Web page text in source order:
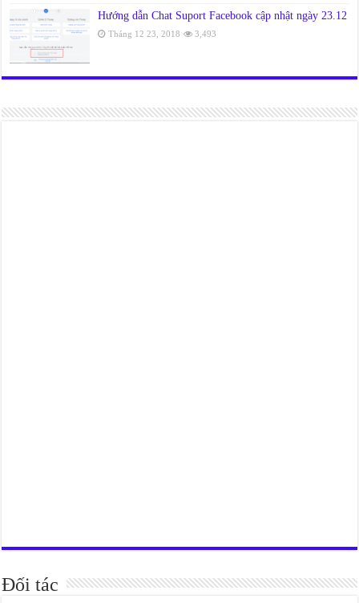
Hướng dẫn Chat Suport Facebook cập nhật ngày 23.12
Tháng 12 23, 2018 3,493
Đối tác